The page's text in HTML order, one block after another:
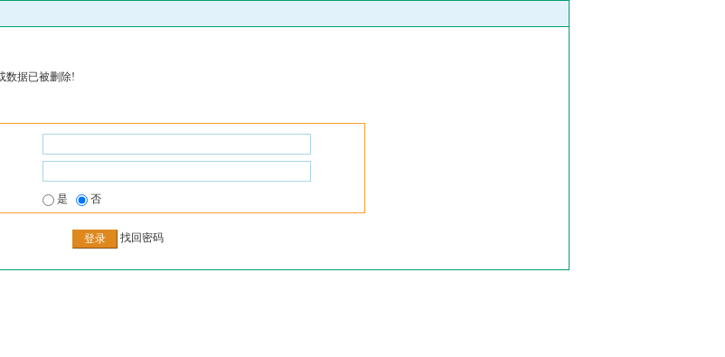
数据已被删除!
是 否
找回密码